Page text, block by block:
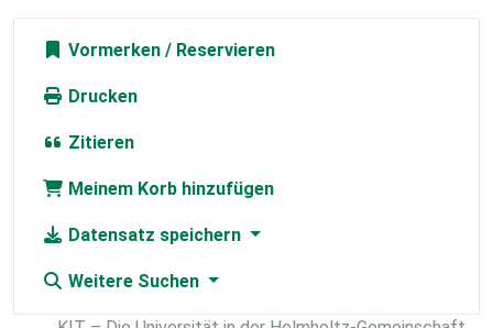
Vormerken
Drucken
Zitieren
Meinem Korb hinzufügen
Datensatz speichern
Weitere Suchen